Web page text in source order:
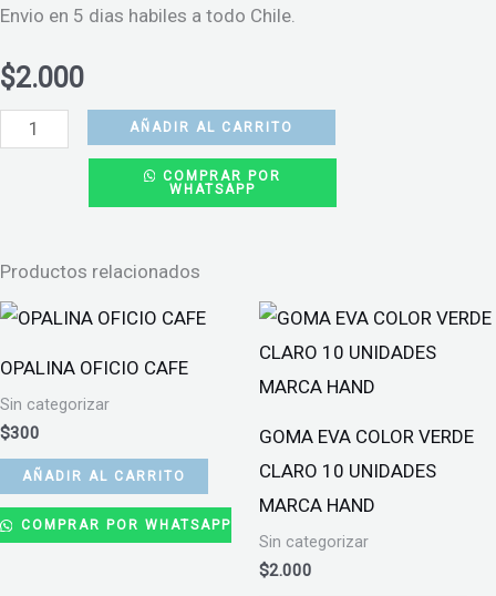
Envio en 5 dias habiles a todo Chile.
$2.000
LAPIZ
0.7
MM
NEGRO
cantidad
AÑADIR AL CARRITO
COMPRAR POR
WHATSAPP
Productos relacionados
OPALINA OFICIO CAFE
Sin categorizar
$300
AÑADIR AL CARRITO
COMPRAR POR WHATSAPP
GOMA EVA COLOR VERDE
CLARO 10 UNIDADES
MARCA HAND
Sin categorizar
$2.000